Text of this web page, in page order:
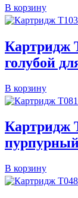
В корзину
Картридж
голубой
В корзину
Картридж
В корзину